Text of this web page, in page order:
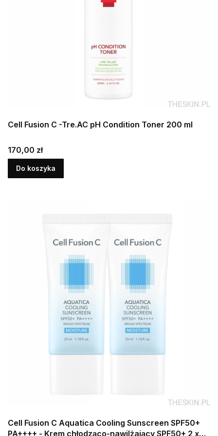
Cell Fusion C -Tre.AC pH Condition Toner 200 ml
Cena
170,00 zł
Do koszyka
Cell Fusion C Aquatica Cooling Sunscreen SPF50+
PA++++ - Krem chłodząco-nawilżający SPF50+ 2 x